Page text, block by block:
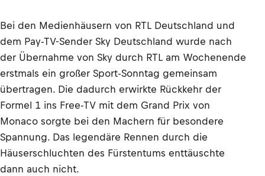
Bei den Medienhäusern von RTL Deutschland und
dem Pay-TV-Sender Sky Deutschland wurde nach
der Übernahme von Sky durch RTL am Wochenende
erstmals ein großer Sport-Sonntag gemeinsam
übertragen. Die dadurch erwirkte Rückkehr der
Formel 1 ins Free-TV mit dem Grand Prix von
Monaco sorgte bei den Machern für besondere
Spannung. Das legendäre Rennen durch die
Häuserschluchten des Fürstentums enttäuschte
dann auch nicht.